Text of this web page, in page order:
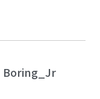
Boring_Jr